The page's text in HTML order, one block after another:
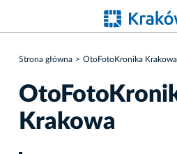
Strona główna OtoFotoKronika Krakowa
Krakowa